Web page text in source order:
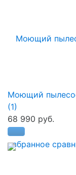
избранное
Моющий
(1)
68 990 руб.